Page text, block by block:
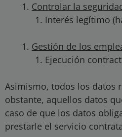
Controlar la
Interés legítimo
Gestión de los
Ejecución
Asimismo, todos los datos
obstante, aquellos datos
caso de que los datos
prestarle el servicio